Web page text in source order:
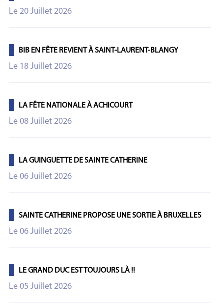
Le 20 Juillet 2026
BIB EN FÊTE REVIENT À SAINT-LAURENT-BLANGY
Le 18 Juillet 2026
LA FÊTE NATIONALE À ACHICOURT
Le 08 Juillet 2026
LA GUINGUETTE DE SAINTE CATHERINE
Le 06 Juillet 2026
SAINTE CATHERINE PROPOSE UNE SORTIE À BRUXELLES
Le 06 Juillet 2026
LE GRAND DUC EST TOUJOURS LÀ !!
Le 05 Juillet 2026